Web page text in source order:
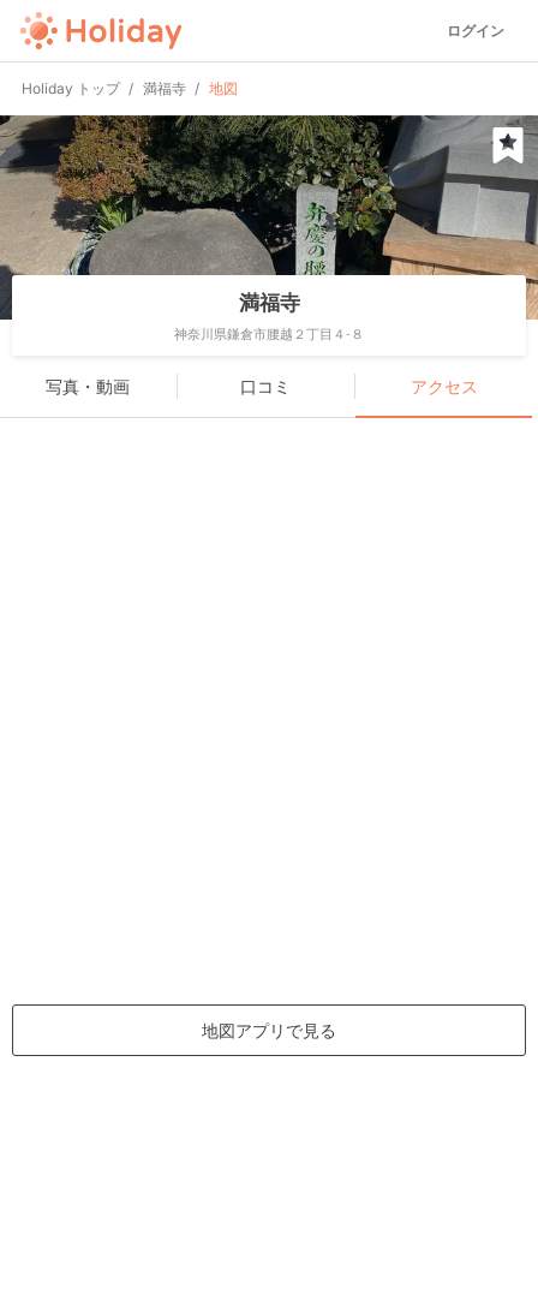
ログイン
Holiday トップ 満福寺 地図
満福寺
神奈川県鎌倉市腰越２丁目４-８
写真・動画 口コミ アクセス
地図アプリで見る